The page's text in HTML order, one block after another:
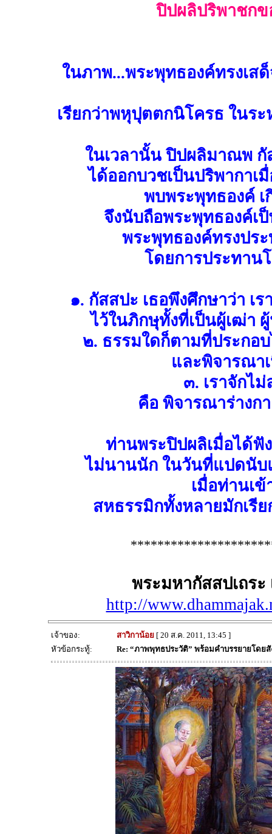
ปิปผลิปริพาชก
ในภาพ...พระพุทธองค์ทรงเส
เรียกว่าพหุปุตตกนิโครธ ในร
ในเวลานั้น ปิปผลิมาณพ กั
ได้ออกบวชเป็นปริพากาเ
พบพระพุทธองค์ เ
จึงนับถือพระพุทธองค์เ
พระพุทธองค์ทรงปร
โดยการประทาน
๑. กัสสปะ เธอพึงศึกษาว่า เ
ไว้ในภิกษุทั้งที่เป็นผู้เฒ่า
๒. ธรรมใดก็ตามที่ประกอ
และพิจารณา
๓. เราจักไ
คือ พิจารณาร่างก
ท่านพระปิปผลิเมื่อได้ฟั
ไม่นานนัก ในวันที่แปดนับ
เมื่อท่านเ
สหธรรมิกทั้งหลายมักเรี
พระมหากัสสปเถร
http://
เจ้าของ: สาวิกาน้อย[ 20 ส.ค. 2011, 13:45 ]
หัวข้อกระทู้:
Re: “ภาพพุทธประวัติ” พร้อมคำบรรยายโดย